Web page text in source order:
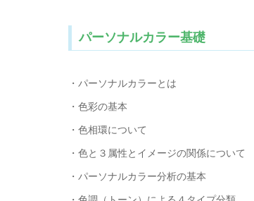
パーソナルカラー基礎
・パーソナルカラーとは
・色彩の基本
・色相環について
・色と３属性とイメージの関係について
・パーソナルカラー分析の基本